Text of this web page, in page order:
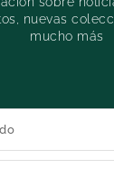
nuevas
mucho más